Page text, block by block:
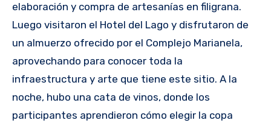
elaboración y compra de artesanías en filigrana.
Luego visitaron el Hotel del Lago y disfrutaron de
un almuerzo ofrecido por el Complejo Marianela,
aprovechando para conocer toda la
infraestructura y arte que tiene este sitio. A la
noche, hubo una cata de vinos, donde los
participantes aprendieron cómo elegir la copa